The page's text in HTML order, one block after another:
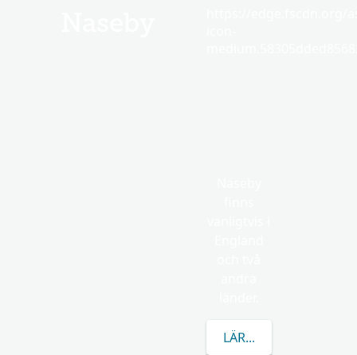
LÄR DIG MER OM